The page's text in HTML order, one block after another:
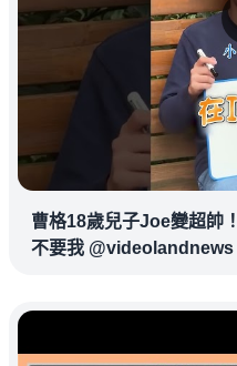
曹格18歲兒子Joe變超帥
不要我 @videolandnews